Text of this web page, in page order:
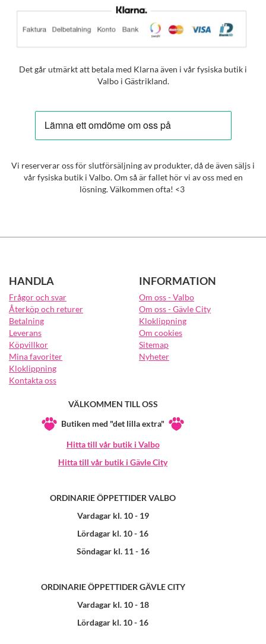
Det går utmärkt att betala med Klarna även i vår fysiska butik i
Valbo i Gästrikland.
Vi reserverar oss för slutförsäljning av produkter, då de även säljs i
vår fysiska butik i Valbo. Om så är fallet hör vi av oss med en
lösning. Välkommen ofta! <3
HANDLA
Frågor och svar
Återköp och returer
Betalning
Leverans
Köpvillkor
Mina favoriter
Kloklippning
Kontakta oss
INFORMATION
Om oss - Valbo
Om oss - Gävle City
Kloklippning
Om cookies
Sitemap
Nyheter
VÄLKOMMEN TILL OSS
Butiken med "det lilla extra"
Hitta till vår butik i Valbo
Hitta till vår butik i Gävle City
ORDINARIE ÖPPETTIDER VALBO
Vardagar kl. 10 - 19
Lördagar kl. 10 - 16
Söndagar kl. 11 - 16
ORDINARIE ÖPPETTIDER GÄVLE CITY
Vardagar kl. 10 - 18
Lördagar kl. 10 - 16